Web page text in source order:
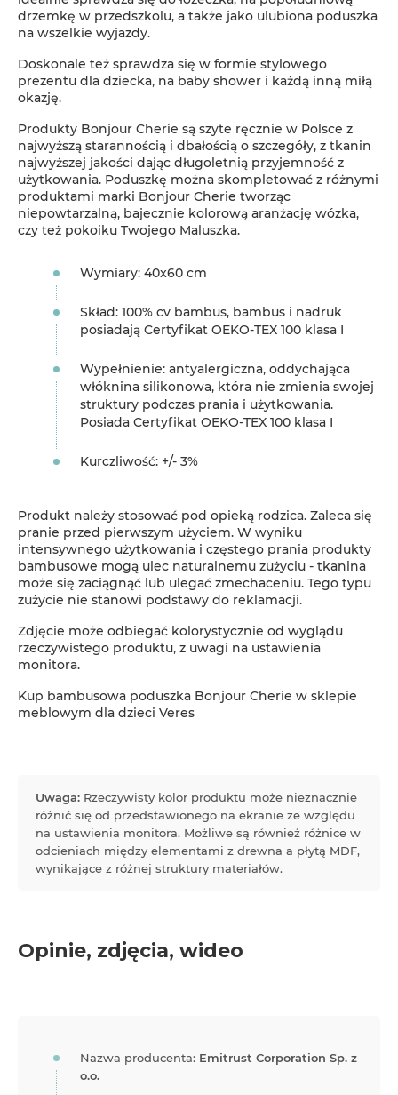
drzemkę w przedszkolu, a także jako ulubiona poduszka
na wszelkie wyjazdy.
Doskonale też sprawdza się w formie stylowego
prezentu dla dziecka, na baby shower i każdą inną miłą
okazję.
Produkty Bonjour Cherie są szyte ręcznie w Polsce z
najwyższą starannością i dbałością o szczegóły, z tkanin
najwyższej jakości dając długoletnią przyjemność z
użytkowania. Poduszkę można skompletować z różnymi
produktami marki Bonjour Cherie tworząc
niepowtarzalną, bajecznie kolorową aranżację wózka,
czy też pokoiku Twojego Maluszka.
Wymiary: 40x60 cm
Skład: 100% cv bambus, bambus i nadruk
posiadają Certyfikat OEKO-TEX 100 klasa I
Wypełnienie: antyalergiczna, oddychająca
włóknina silikonowa, która nie zmienia swojej
struktury podczas prania i użytkowania.
Posiada Certyfikat OEKO-TEX 100 klasa I
Kurczliwość: +/- 3%
Produkt należy stosować pod opieką rodzica. Zaleca się
pranie przed pierwszym użyciem. W wyniku
intensywnego użytkowania i częstego prania produkty
bambusowe mogą ulec naturalnemu zużyciu - tkanina
może się zaciągnąć lub ulegać zmechaceniu. Tego typu
zużycie nie stanowi podstawy do reklamacji.
Zdjęcie może odbiegać kolorystycznie od wyglądu
rzeczywistego produktu, z uwagi na ustawienia
monitora.
Kup bambusowa poduszka Bonjour Cherie w sklepie
meblowym dla dzieci Veres
Uwaga: Rzeczywisty kolor produktu może nieznacznie
różnić się od przedstawionego na ekranie ze względu
na ustawienia monitora. Możliwe są również różnice w
odcieniach między elementami z drewna a płytą MDF,
wynikające z różnej struktury materiałów.
Opinie, zdjęcia, wideo
Nazwa producenta: Emitrust Corporation Sp. z
o.o.